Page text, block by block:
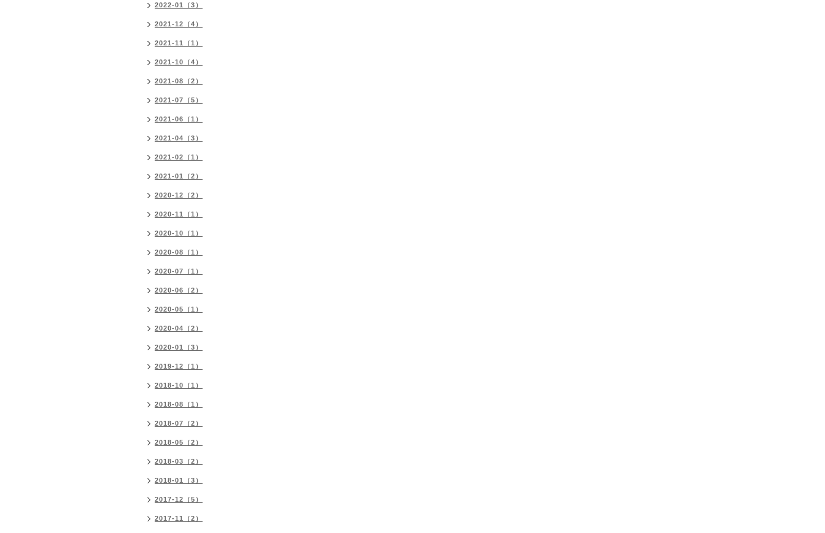
2022-01（3）
2021-12（4）
2021-11（1）
2021-10（4）
2021-08（2）
2021-07（5）
2021-06（1）
2021-04（3）
2021-02（1）
2021-01（2）
2020-12（2）
2020-11（1）
2020-10（1）
2020-08（1）
2020-07（1）
2020-06（2）
2020-05（1）
2020-04（2）
2020-01（3）
2019-12（1）
2018-10（1）
2018-08（1）
2018-07（2）
2018-05（2）
2018-03（2）
2018-01（3）
2017-12（5）
2017-11（2）